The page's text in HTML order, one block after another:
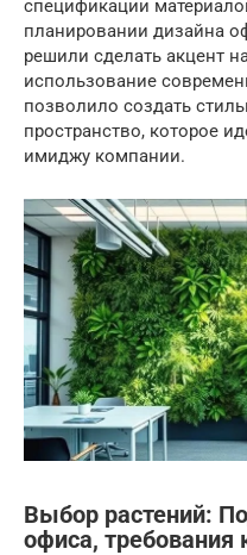
спецификации
планировании дизайна
решили сделать акцент
использование
позволило создать
пространство, которое
имиджу компании.
Выбор растений:
офиса, требования